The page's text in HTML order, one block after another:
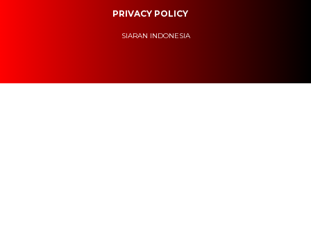
PRIVACY POLICY
SIARAN INDONESIA